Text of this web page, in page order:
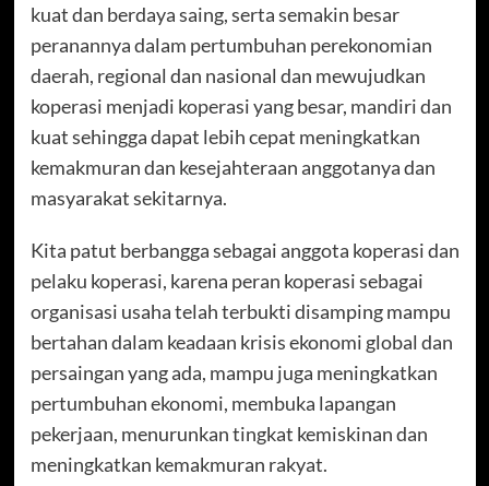
kuat dan berdaya saing, serta semakin besar
peranannya dalam pertumbuhan perekonomian
daerah, regional dan nasional dan mewujudkan
koperasi menjadi koperasi yang besar, mandiri dan
kuat sehingga dapat lebih cepat meningkatkan
kemakmuran dan kesejahteraan anggotanya dan
masyarakat sekitarnya.
Kita patut berbangga sebagai anggota koperasi dan
pelaku koperasi, karena peran koperasi sebagai
organisasi usaha telah terbukti disamping mampu
bertahan dalam keadaan krisis ekonomi global dan
persaingan yang ada, mampu juga meningkatkan
pertumbuhan ekonomi, membuka lapangan
pekerjaan, menurunkan tingkat kemiskinan dan
meningkatkan kemakmuran rakyat.